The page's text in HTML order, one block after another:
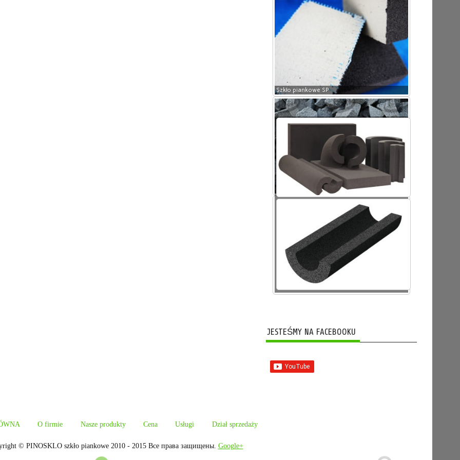
Szkło piankowe SP
Szkło piankowe SP
JESTEŚMY NA FACEBOOKU
O firmie Nasze produkty Cena Usługi Dział sprzedaży
© PINOSKLO szkło piankowe 2010 - 2015 Все права защищены. Google+